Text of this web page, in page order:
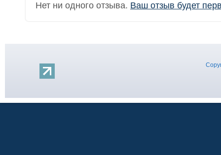
Нет ни одного отзыва. Ваш отзыв будет